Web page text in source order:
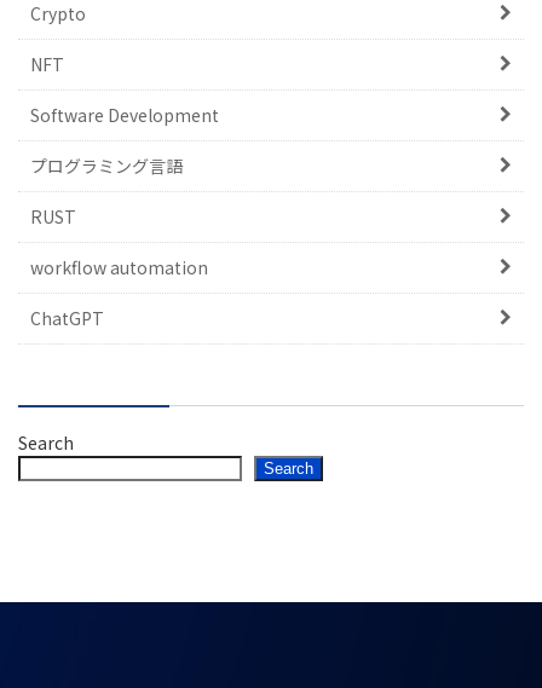
Crypto
NFT
Software Development
プログラミング言語
RUST
workflow automation
ChatGPT
Search
Search